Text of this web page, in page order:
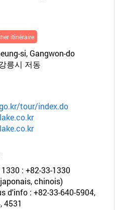
itinéraire
si, Gangwon-do
릉시 저동
tour/index.do
: +82-33-1330
chinois)
d'info : +82-33-640-5904,
4531